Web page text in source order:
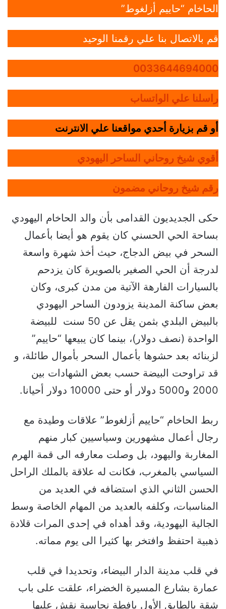
الحاخام “حاييم أزلغوط”
قم بالاتصال بنا علي رقمنا الوحيد
0033644694000
راسلنا علي الواتساب
أو قم بزيارة أحدي مواقعنا علي الانترنت
أقوي شيخ روحاني الساحر اليهودي
رقم شيخ روحاني مضمون
حكى الجديديون القدامى بأن والد الحاخام اليهودي
بساحة الحي الحسني كان يقوم هو أيضا بأعمال
السحر في بيض الدجاج، حيث أخذ شهرة واسعة
لدرجة أن الحي الصغير بالصويرة كان يزدحم
بالسيارات الفارهة الآتية من مدن كبرى، وكان
بعض ساكنة المدينة يزودون الساحر اليهودي
بالبيض البلدي بثمن يقل عن 50 سنت للبيضة
الواحدة (نصف دولار)، بينما كان يبيعها “حاييم”
لزبنائه بعد حشوها بأعمال السحر بأموال طائلة، و
قد تراوحت البيضة حسب بعض الشهادات بين
2000 و5000 دولار أو حتى 10000 دولار أحيانا.
ربط الحاخام “حاييم أزلغوط” علاقات وطيدة مع
رجال أعمال مشهورين وسياسيين كبار منهم
المغاربة واليهود، بل وصلت معارفه الى قمة الهرم
السياسي بالمغرب، فكانت له علاقة بالملك الراحل
الحسن الثاني الذي استضافه في العديد من
المناسبات، وكلفه بالعديد من المهام الخاصة وسط
الجالية اليهودية، وقد أهداه في إحدى المرات قلادة
ذهبية احتفظ وافتخر بها كثيرا الى يوم مماته.
في قلب مدينة الدار البيضاء، وتحديدا في قلب
عمارة بشارع المسيرة الخضراء، علقت على باب
شقة بالطابق الأول يافطة نحاسية نقش عليها